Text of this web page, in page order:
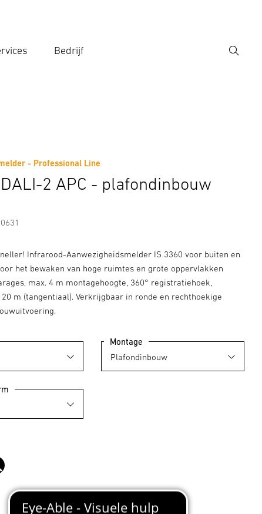
Bedrijf
Zoek
- Professional Line
2 APC - plafondinbouw
Infrarood-Aanwezigheidsmelder IS 3360 voor buiten en
het bewaken van hoge ruimtes en grote oppervlakken
max. 4 m montagehoogte, 360° registratiehoek,
m (tangentiaal). Verkrijgbaar in ronde en rechthoekige
Montage
zwart
Fabrikantinformatie